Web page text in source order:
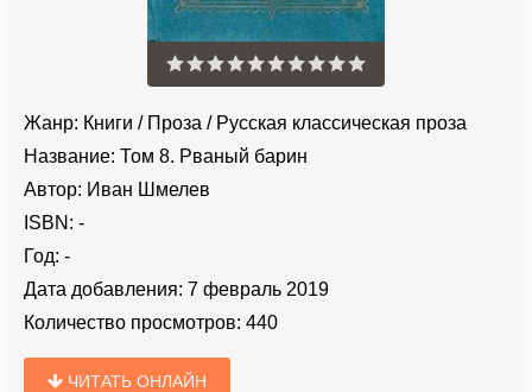
Жанр: Книги / Проза / Русская классическая проза
Название: Том 8. Рваный барин
Автор: Иван Шмелев
ISBN: -
Год: -
Дата добавления: 7 февраль 2019
Количество просмотров: 440
ЧИТАТЬ ОНЛАЙН